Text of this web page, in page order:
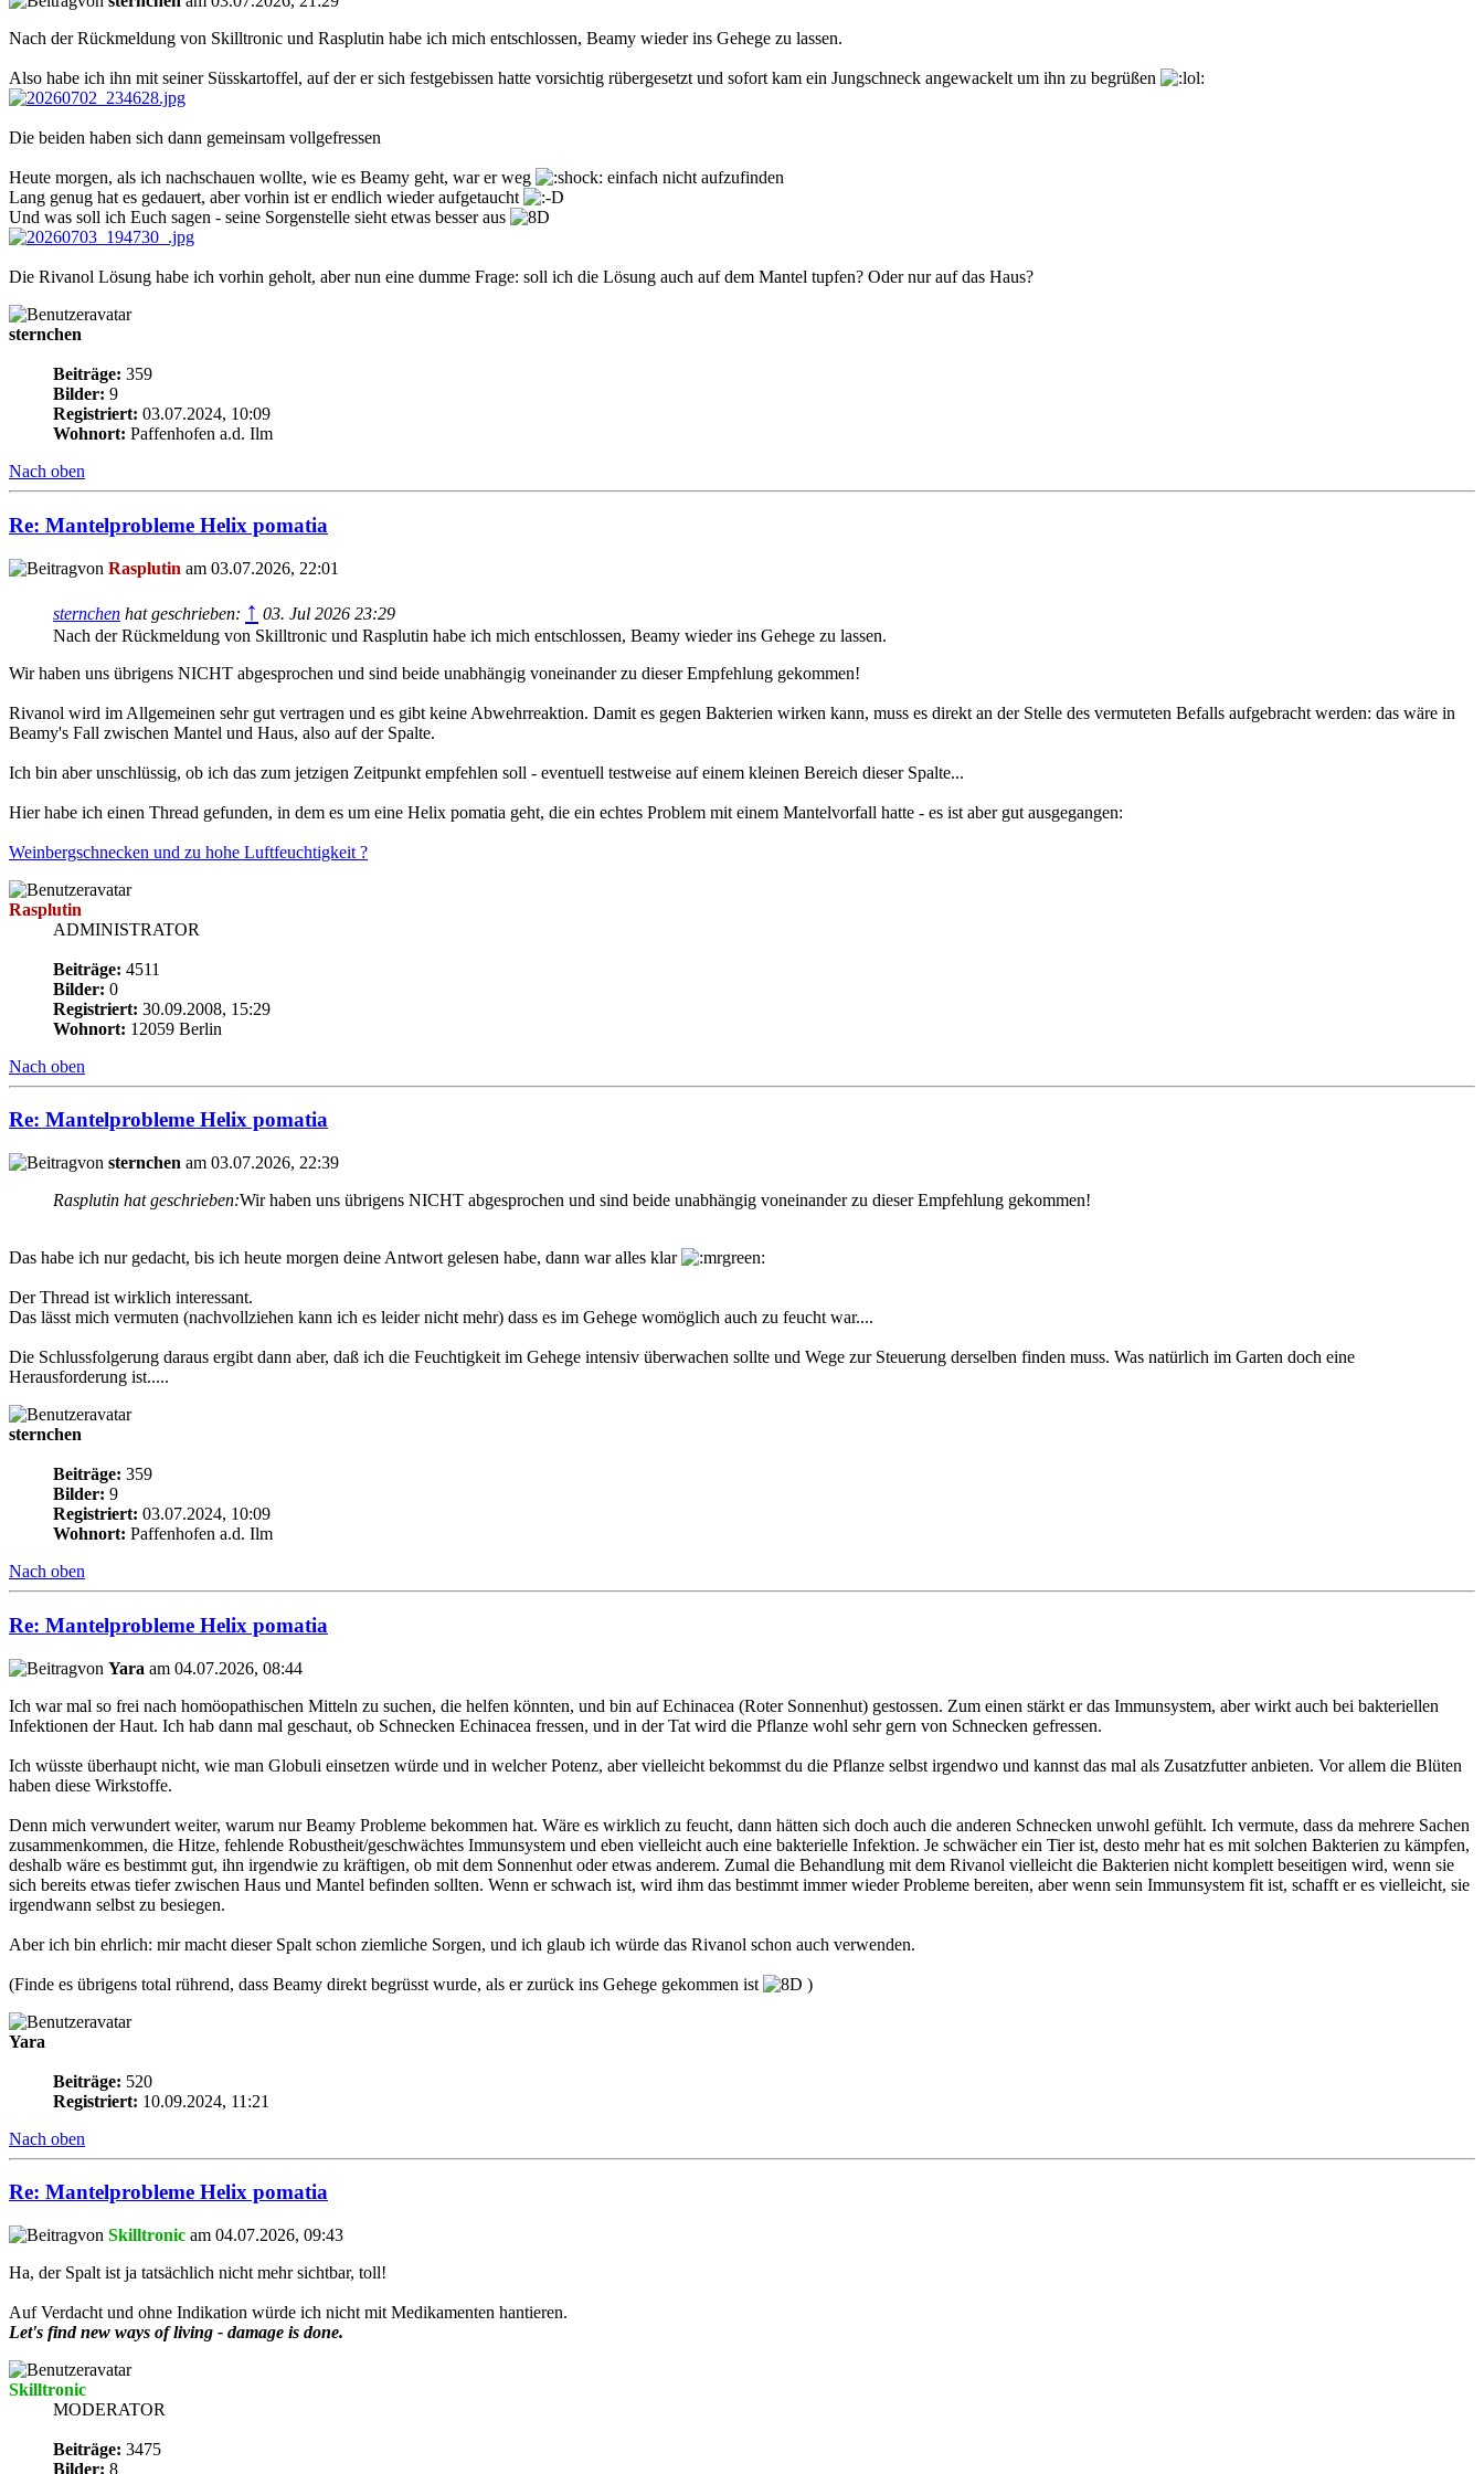
Nach der Rückmeldung von Skilltronic und Rasplutin habe ich mich entschlossen, Beamy wieder ins Gehege zu lassen.
Also habe ich ihn mit seiner Süsskartoffel, auf der er sich festgebissen hatte vorsichtig rübergesetzt und sofort kam ein Jungschneck angewackelt um ihn zu begrüßen
Die beiden haben sich dann gemeinsam vollgefressen
Heute morgen, als ich nachschauen wollte, wie es Beamy geht, war er weg
einfach nicht aufzufinden
Lang genug hat es gedauert, aber vorhin ist er endlich wieder aufgetaucht
Und was soll ich Euch sagen - seine Sorgenstelle sieht etwas besser aus
Die Rivanol Lösung habe ich vorhin geholt, aber nun eine dumme Frage: soll ich die Lösung auch auf dem Mantel tupfen? Oder nur auf das Haus?
sternchen
Beiträge: 359
Bilder: 9
Registriert: 03.07.2024, 10:09
Wohnort: Paffenhofen a.d. Ilm
Nach oben
Re: Mantelprobleme Helix pomatia
von Rasplutin am 03.07.2026, 22:01
sternchen hat geschrieben: ↑ 03. Jul 2026 23:29
Nach der Rückmeldung von Skilltronic und Rasplutin habe ich mich entschlossen, Beamy wieder ins Gehege zu lassen.
Wir haben uns übrigens NICHT abgesprochen und sind beide unabhängig voneinander zu dieser Empfehlung gekommen!
Rivanol wird im Allgemeinen sehr gut vertragen und es gibt keine Abwehrreaktion. Damit es gegen Bakterien wirken kann, muss es direkt an der Stelle des vermuteten Befalls aufgebracht werden: das wäre in
Beamy's Fall zwischen Mantel und Haus, also auf der Spalte.
Ich bin aber unschlüssig, ob ich das zum jetzigen Zeitpunkt empfehlen soll - eventuell testweise auf einem kleinen Bereich dieser Spalte...
Hier habe ich einen Thread gefunden, in dem es um eine Helix pomatia geht, die ein echtes Problem mit einem Mantelvorfall hatte - es ist aber gut ausgegangen:
Weinbergschnecken und zu hohe Luftfeuchtigkeit ?
Rasplutin
ADMINISTRATOR
Beiträge: 4511
Bilder: 0
Registriert: 30.09.2008, 15:29
Wohnort: 12059 Berlin
Nach oben
Re: Mantelprobleme Helix pomatia
von sternchen am 03.07.2026, 22:39
Rasplutin hat geschrieben:Wir haben uns übrigens NICHT abgesprochen und sind beide unabhängig voneinander zu dieser Empfehlung gekommen!
Das habe ich nur gedacht, bis ich heute morgen deine Antwort gelesen habe, dann war alles klar
Der Thread ist wirklich interessant.
Das lässt mich vermuten (nachvollziehen kann ich es leider nicht mehr) dass es im Gehege womöglich auch zu feucht war....
Die Schlussfolgerung daraus ergibt dann aber, daß ich die Feuchtigkeit im Gehege intensiv überwachen sollte und Wege zur Steuerung derselben finden muss. Was natürlich im Garten doch eine
Herausforderung ist.....
sternchen
Beiträge: 359
Bilder: 9
Registriert: 03.07.2024, 10:09
Wohnort: Paffenhofen a.d. Ilm
Nach oben
Re: Mantelprobleme Helix pomatia
von Yara am 04.07.2026, 08:44
Ich war mal so frei nach homöopathischen Mitteln zu suchen, die helfen könnten, und bin auf Echinacea (Roter Sonnenhut) gestossen. Zum einen stärkt er das Immunsystem, aber wirkt auch bei bakteriellen
Infektionen der Haut. Ich hab dann mal geschaut, ob Schnecken Echinacea fressen, und in der Tat wird die Pflanze wohl sehr gern von Schnecken gefressen.
Ich wüsste überhaupt nicht, wie man Globuli einsetzen würde und in welcher Potenz, aber vielleicht bekommst du die Pflanze selbst irgendwo und kannst das mal als Zusatzfutter anbieten. Vor allem die Blüten
haben diese Wirkstoffe.
Denn mich verwundert weiter, warum nur Beamy Probleme bekommen hat. Wäre es wirklich zu feucht, dann hätten sich doch auch die anderen Schnecken unwohl gefühlt. Ich vermute, dass da mehrere Sachen
zusammenkommen, die Hitze, fehlende Robustheit/geschwächtes Immunsystem und eben vielleicht auch eine bakterielle Infektion. Je schwächer ein Tier ist, desto mehr hat es mit solchen Bakterien zu kämpfen,
deshalb wäre es bestimmt gut, ihn irgendwie zu kräftigen, ob mit dem Sonnenhut oder etwas anderem. Zumal die Behandlung mit dem Rivanol vielleicht die Bakterien nicht komplett beseitigen wird, wenn sie
sich bereits etwas tiefer zwischen Haus und Mantel befinden sollten. Wenn er schwach ist, wird ihm das bestimmt immer wieder Probleme bereiten, aber wenn sein Immunsystem fit ist, schafft er es vielleicht, sie
irgendwann selbst zu besiegen.
Aber ich bin ehrlich: mir macht dieser Spalt schon ziemliche Sorgen, und ich glaub ich würde das Rivanol schon auch verwenden.
(Finde es übrigens total rührend, dass Beamy direkt begrüsst wurde, als er zurück ins Gehege gekommen ist )
Yara
Beiträge: 520
Registriert: 10.09.2024, 11:21
Nach oben
Re: Mantelprobleme Helix pomatia
von Skilltronic am 04.07.2026, 09:43
Ha, der Spalt ist ja tatsächlich nicht mehr sichtbar, toll!
Auf Verdacht und ohne Indikation würde ich nicht mit Medikamenten hantieren.
Let's find new ways of living - damage is done.
Skilltronic
MODERATOR
Beiträge: 3475
Bilder: 8